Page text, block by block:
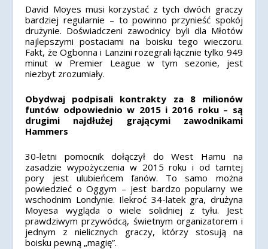
David Moyes musi korzystać z tych dwóch graczy
bardziej regularnie – to powinno przynieść spokój
drużynie. Doświadczeni zawodnicy byli dla Młotów
najlepszymi postaciami na boisku tego wieczoru.
Fakt, że Ogbonna i Lanzini rozegrali łącznie tylko 949
minut w Premier League w tym sezonie, jest
niezbyt zrozumiały.
Obydwaj podpisali kontrakty za 8 milionów
funtów odpowiednio w 2015 i 2016 roku – są
drugimi najdłużej grającymi zawodnikami
Hammers
30-letni pomocnik dołączył do West Hamu na
zasadzie wypożyczenia w 2015 roku i od tamtej
pory jest ulubieńcem fanów. To samo można
powiedzieć o Oggym – jest bardzo popularny we
wschodnim Londynie. Ilekroć 34-latek gra, drużyna
Moyesa wygląda o wiele solidniej z tyłu. Jest
prawdziwym przywódcą, świetnym organizatorem i
jednym z nielicznych graczy, którzy stosują na
boisku pewną „magię”.